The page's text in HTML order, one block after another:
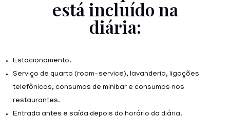
está incluído na
diária:
Estacionamento.
Serviço de quarto (room-service), lavanderia, ligações
telefônicas, consumos de minibar e consumos nos
restaurantes.
Entrada antes e saída depois do horário da diária.